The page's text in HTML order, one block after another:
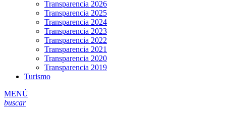
Transparencia 2026
Transparencia 2025
Transparencia 2024
Transparencia 2023
Transparencia 2022
Transparencia 2021
Transparencia 2020
Transparencia 2019
Turismo
MENÚ
buscar